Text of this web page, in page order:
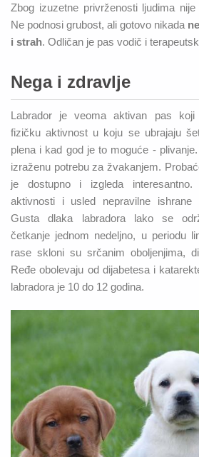
Zbog izuzetne privrženosti ljudima
Ne podnosi grubost, ali gotovo nikada
i strah. Odličan je pas vodič i
Nega i zdravlje
Labrador je veoma aktivan pas koji
fizičku aktivnost u koju se ubrajaju
plena i kad god je to moguće -
izraženu potrebu za žvakanjem.
je dostupno i izgleda
aktivnosti i usled nepravilne ishrane
Gusta dlaka labradora lako se
četkanje jednom nedeljno, u periodu
rase skloni su srčanim oboljenjima,
Ređe obolevaju od dijabetesa i
labradora je 10 do 12 godina.